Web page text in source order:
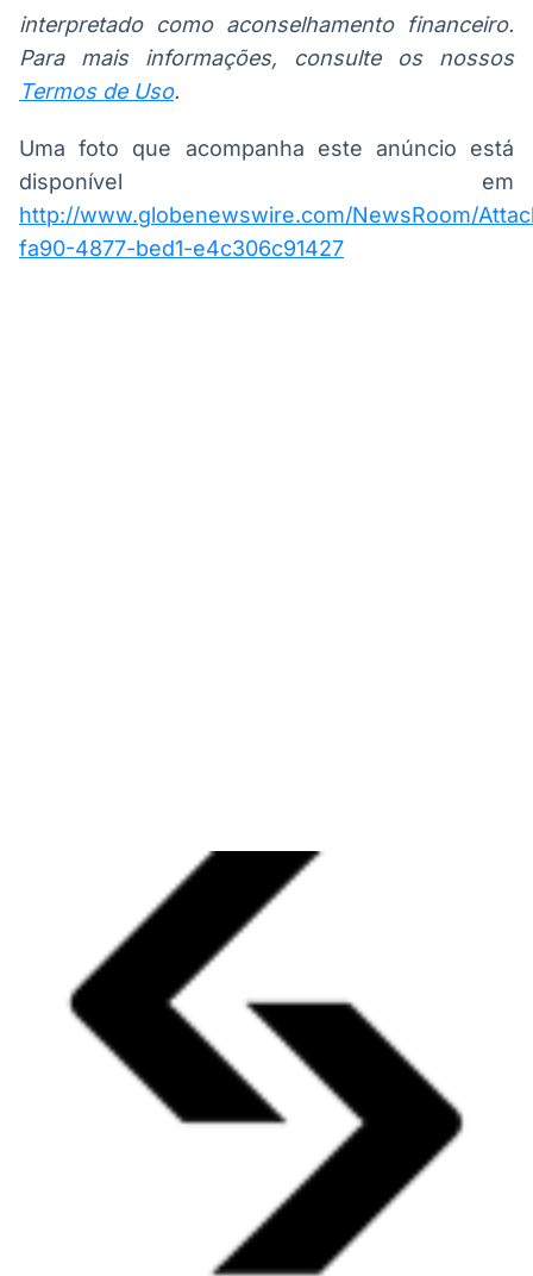
interpretado como aconselhamento financeiro.
Para mais informações, consulte os nossos
Termos de Uso.
Uma foto que acompanha este anúncio está
disponível em
http://www.globenewswire.com/NewsRoom/
fa90-4877-bed1-e4c306c91427